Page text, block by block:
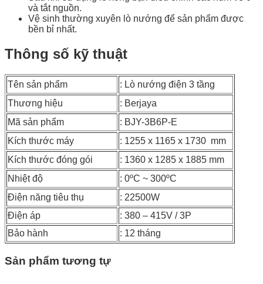
và tắt nguồn.
Vệ sinh thường xuyên lò nướng để sản phẩm được
bền bỉ nhất.
Thông số kỹ thuật
Tên sản phẩm
: Lò nướng điện 3 tầng
Thương hiệu
: Berjaya
Mã sản phẩm
: BJY-3B6P-E
Kích thước máy
: 1255 x 1165 x 1730 mm
Kích thước đóng gói
: 1360 x 1285 x 1885 mm
Nhiệt độ
: 0ºC ~ 300ºC
Điện năng tiêu thụ
: 22500W
Điện áp
: 380 – 415V / 3P
Bảo hành
: 12 tháng
Sản phẩm tương tự